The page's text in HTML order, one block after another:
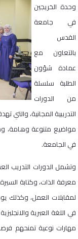
وحدة الخريجين
في جامعة
القدس
بالتعاون مع
عمادة شؤون
الطلبة سلسلة
من الدورات
التدريبية المجانية،
مواضيع متنوعة وهامة،
في الجامعة.
وتشمل الدورات التدريب
معرفة الذات، وكتابة
لمقابلات العمل، وكذلك
في اللغة العبرية
مهارات نوعية تمنحهم